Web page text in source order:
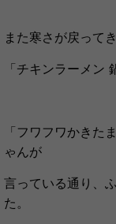
また寒さが戻って
「チキンラーメン
「フワフワかきた
ゃんが
言っている通り、
た。